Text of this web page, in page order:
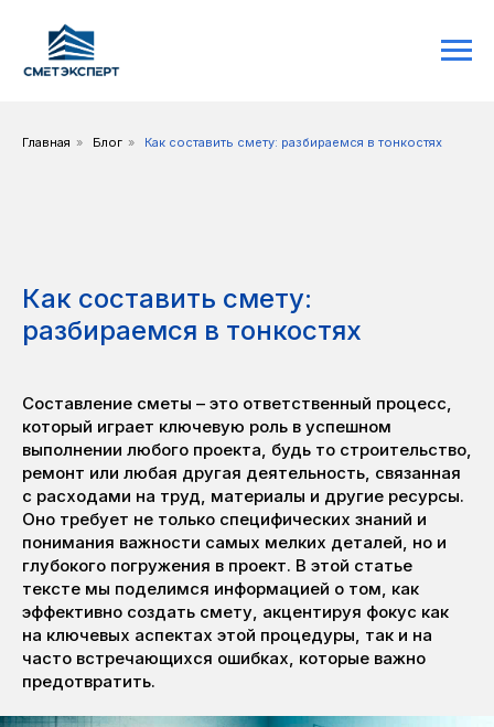
Главная » Блог » Как составить смету: разбираемся в тонкостях
Как составить смету:
разбираемся в тонкостях
Составление сметы – это ответственный процесс,
который играет ключевую роль в успешном
выполнении любого проекта, будь то строительство,
ремонт или любая другая деятельность, связанная
с расходами на труд, материалы и другие ресурсы.
Оно требует не только специфических знаний и
понимания важности самых мелких деталей, но и
глубокого погружения в проект. В этой статье
тексте мы поделимся информацией о том, как
эффективно создать смету, акцентируя фокус как
на ключевых аспектах этой процедуры, так и на
часто встречающихся ошибках, которые важно
предотвратить.